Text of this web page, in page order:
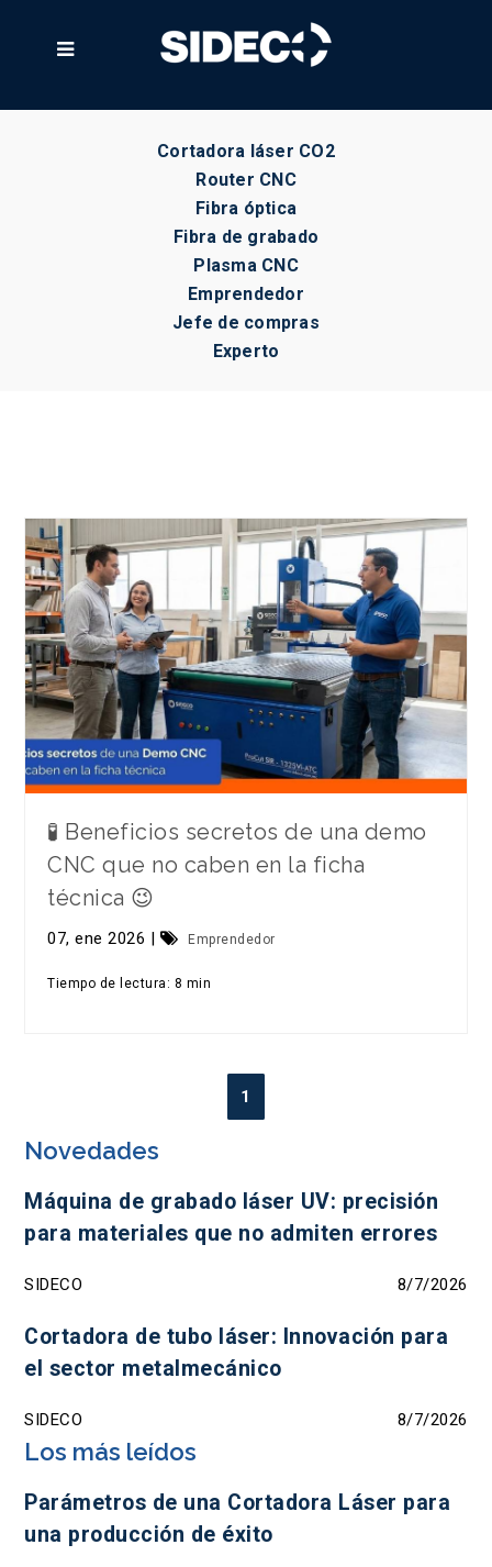

Cortadora láser CO2
Router CNC
Fibra óptica
Fibra de grabado
Plasma CNC
Emprendedor
Jefe de compras
Experto
🧪 Beneficios secretos de una demo
CNC que no caben en la ficha
técnica 😉
07, ene 2026 | Emprendedor
Tiempo de lectura: 8 min
1
Novedades
Máquina de grabado láser UV: precisión
para materiales que no admiten errores
SIDECO 8/7/2026
Cortadora de tubo láser: Innovación para
el sector metalmecánico
SIDECO 8/7/2026
Los más leídos
Parámetros de una Cortadora Láser para
una producción de éxito